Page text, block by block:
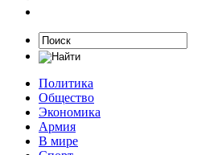
Политика
Общество
Экономика
Армия
В мире